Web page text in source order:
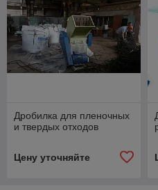
Дробилка для пленочных
и твердых отходов
Цену уточняйте